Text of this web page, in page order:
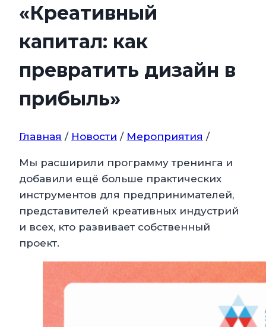
«Креативный
капитал: как
превратить дизайн в
прибыль»
Главная / Новости / Мероприятия /
Мы расширили программу тренинга и
добавили ещё больше практических
инструментов для предпринимателей,
представителей креативных индустрий
и всех, кто развивает собственный
проект.